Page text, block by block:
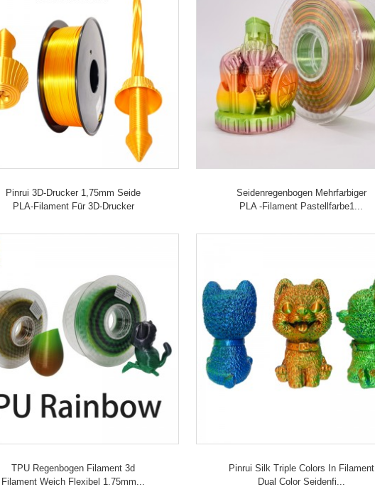
Pinrui 3D-Drucker 1,75mm Seide
PLA-Filament Für 3D-Drucker
Seidenregenbogen Mehrfarbiger
PLA -Filament Pastellfarbe1...
TPU Regenbogen Filament 3d
Filament Weich Flexibel 1.75mm...
Pinrui Silk Triple Colors In Filament
Dual Color Seidenfi...